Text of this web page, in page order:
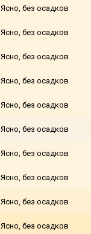
Ясно, без осадков
Ясно, без осадков
Ясно, без осадков
Ясно, без осадков
Ясно, без осадков
Ясно, без осадков
Ясно, без осадков
Ясно, без осадков
Ясно, без осадков
Ясно, без осадков